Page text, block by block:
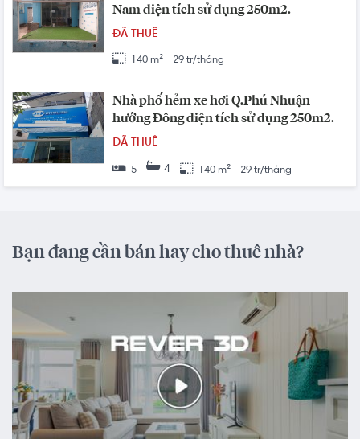
Nam diện tích sử dụng 250m2.
ĐÃ THUÊ
140 m² 29 tr/tháng
Nhà phố hẻm xe hơi Q.Phú Nhuận
hướng Đông diện tích sử dụng 250m2.
ĐÃ THUÊ
5 4 140 m² 29 tr/tháng
Bạn đang cần bán hay cho thuê nhà?